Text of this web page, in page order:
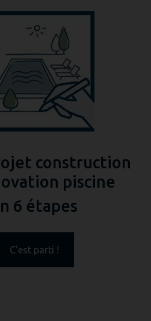
construction
piscine
6 étapes
C'est parti !